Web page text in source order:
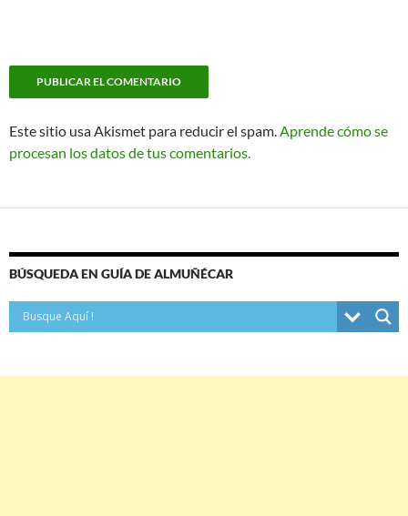
Este sitio usa Akismet para reducir el spam. Aprende cómo se
procesan los datos de tus comentarios.
BÚSQUEDA EN GUÍA DE ALMUÑÉCAR